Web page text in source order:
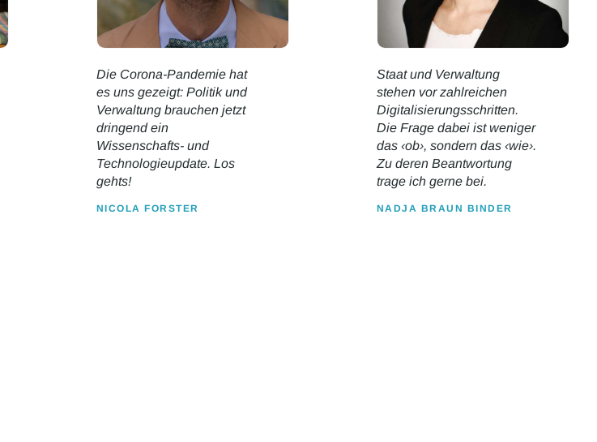
Die Corona-Pandemie hat
es uns gezeigt: Politik und
Verwaltung brauchen jetzt
dringend ein
Wissenschafts- und
Technologieupdate. Los
gehts!
NICOLA FORSTER
Staat und Verwaltung
stehen vor zahlreichen
Digitalisierungsschritten.
Die Frage dabei ist weniger
das ‹ob›, sondern das ‹wie›.
Zu deren Beantwortung
trage ich gerne bei.
NADJA BRAUN BINDER